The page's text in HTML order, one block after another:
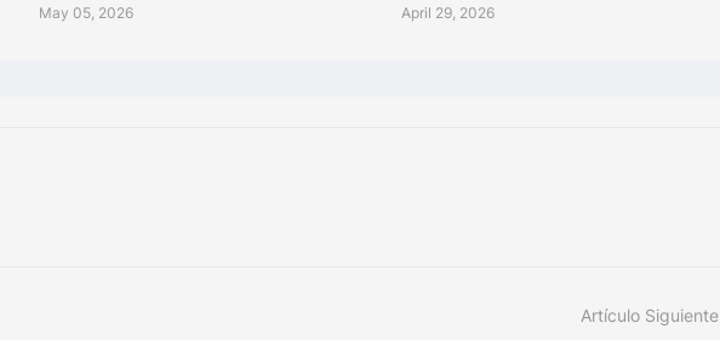
May 05, 2026 April 29, 2026
Artículo Siguiente